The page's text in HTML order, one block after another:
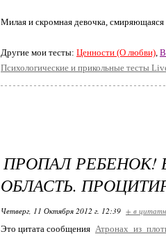
Милая и скромная девочка,
Другие мои тесты: Ценности (О любви),
Психологические и прикольные тесты
ПРОПАЛ РЕБЕНОК!
ОБЛАСТЬ.
Четверг, 11 Октября 2012 г. 12:39 + в
Это цитата сообщения